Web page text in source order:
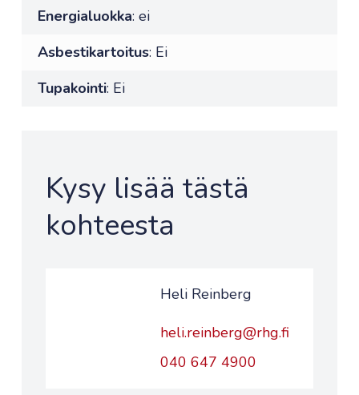
Energialuokka: ei
Asbestikartoitus: Ei
Tupakointi: Ei
Kysy lisää tästä
kohteesta
Heli Reinberg
heli.reinberg@rhg.fi
040 647 4900